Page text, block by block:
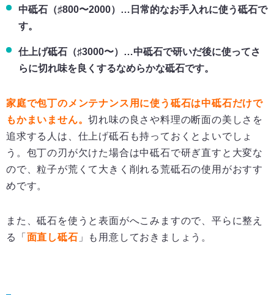
中砥石（♯800〜2000）…日常的なお手入れに使う砥石で
す。
仕上げ砥石（♯3000〜）…中砥石で研いだ後に使ってさ
らに切れ味を良くするなめらかな砥石です。
家庭で包丁のメンテナンス用に使う砥石は中砥石だけで
もかまいません。切れ味の良さや料理の断面の美しさを
追求する人は、仕上げ砥石も持っておくとよいでしょ
う。包丁の刃が欠けた場合は中砥石で研ぎ直すと大変な
ので、粒子が荒くて大きく削れる荒砥石の使用がおすす
めです。
また、砥石を使うと表面がへこみますので、平らに整え
る「 面直し砥石 」も用意しておきましょう。